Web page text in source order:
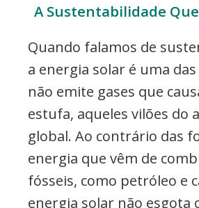
A Sustentabilidade
Quando falamos de
a energia solar é uma das
não emite gases que
estufa, aqueles vilões do
global. Ao contrário das
energia que vêm de
fósseis, como petróleo e
energia solar não esgota